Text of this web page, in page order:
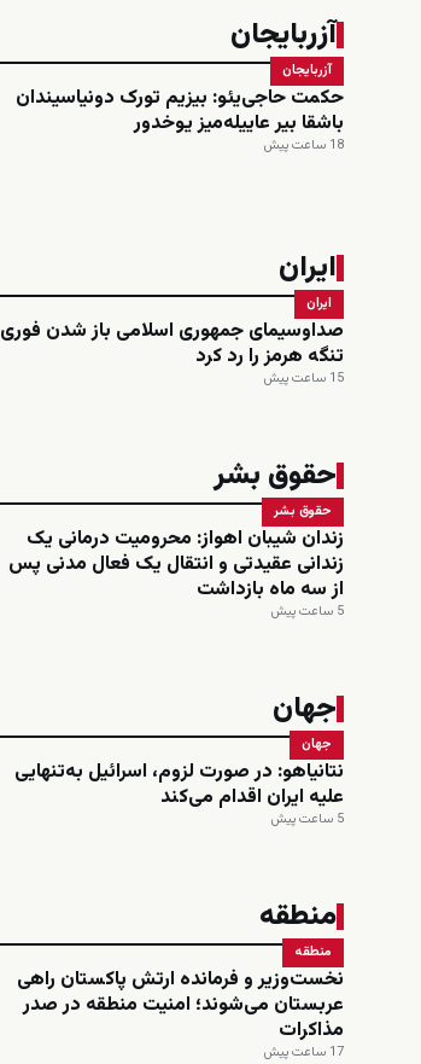
آزربایجان
آزربایجان
حکمت حاجی‌یئو: بیزیم تورک دونیاسیندان
باشقا بیر عاییله‌میز یوخدور
18 ساعت پیش
ایران
ایران
صداوسیمای جمهوری اسلامی باز شدن فوری
تنگه هرمز را رد کرد
15 ساعت پیش
حقوق بشر
حقوق بشر
زندان شیبان اهواز: محرومیت درمانی یک
زندانی عقیدتی و انتقال یک فعال مدنی پس
از سه ماه بازداشت
5 ساعت پیش
جهان
جهان
نتانیاهو: در صورت لزوم، اسرائیل به‌تنهایی
علیه ایران اقدام می‌کند
5 ساعت پیش
منطقه
منطقه
نخست‌وزیر و فرمانده ارتش پاکستان راهی
عربستان می‌شوند؛ امنیت منطقه در صدر
مذاکرات
17 ساعت پیش